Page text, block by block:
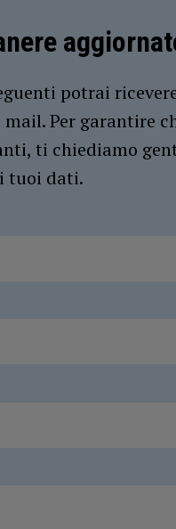
potrai
Per garantire
ti chiediamo
tuoi dati.